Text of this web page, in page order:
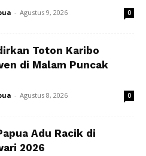
- Agustus 9, 2026 0
Toton Karibo
di Malam Puncak
- Agustus 8, 2026 0
Adu Racik di
2026